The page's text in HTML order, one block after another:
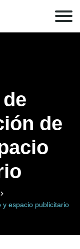
de
y espacio publicitario